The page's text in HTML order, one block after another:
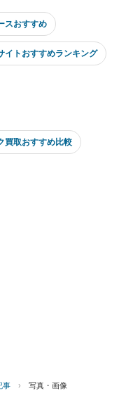
スおすすめ
イトおすすめランキング
買取おすすめ比較
事 › 写真・画像